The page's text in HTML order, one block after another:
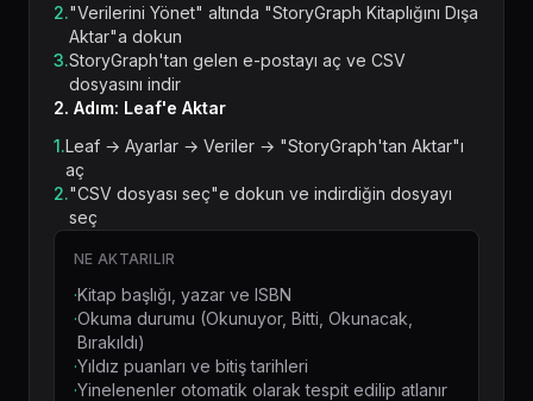
2."Verilerini Yönet" altında "StoryGraph Kitaplığını Dışa
Aktar"a dokun
3.StoryGraph'tan gelen e-postayı aç ve CSV
dosyasını indir
2. Adım: Leaf'e Aktar
1.Leaf → Ayarlar → Veriler → "StoryGraph'tan Aktar"ı
aç
2."CSV dosyası seç"e dokun ve indirdiğin dosyayı
seç
NE AKTARILIR
·Kitap başlığı, yazar ve ISBN
·Okuma durumu (Okunuyor, Bitti, Okunacak,
Bırakıldı)
·Yıldız puanları ve bitiş tarihleri
·Yinelenenler otomatik olarak tespit edilip atlanır